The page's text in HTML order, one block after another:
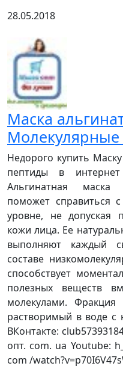
28.05.2018
Маска
Молекулярные
Недорого купить
пептиды в
Альгинатная маска
поможет справиться
уровне, не допуская
кожи лица. Ее
выполняют каждый
составе
способствует
полезных веществ
молекулами.
растворимый в воде
ВКонтакте:
опт. com. ua Youtube:
com /